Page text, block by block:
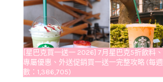
[星巴克買一送一 2026] 7月星巴克5折飲料
專屬優惠、外送促銷買一送一完整攻略 (每
數：1,386,705)